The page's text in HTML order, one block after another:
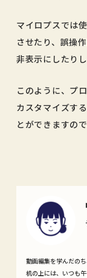
マイロプスでは
させたり、誤操
非表示にしたり
このように、プ
カスタマイズす
とができますの
動画編集を学んだの
机の上には、いつも午